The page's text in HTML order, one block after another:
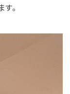
。